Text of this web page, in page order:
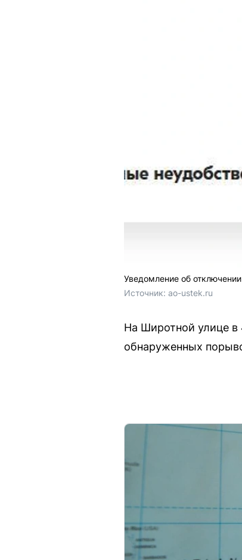
Уведомление об
Источник: ao-ustek.ru
На Широтной улице в
обнаруженных